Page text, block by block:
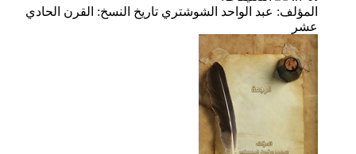
المؤلف: عبد الواحد الشوشتري تاريخ النسخ: القرن الحادي
عشر